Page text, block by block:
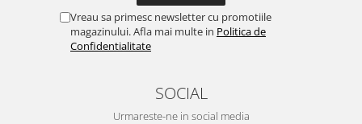
Vreau sa primesc newsletter cu promotiile
magazinului. Afla mai multe in Politica de
Confidentialitate
SOCIAL
Urmareste-ne in social media